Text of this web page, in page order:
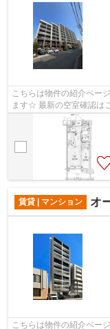
こちらは物件の紹介ペー
ます☆ 最新の空室確認は
す！迅速に対応致します
賃貸 | マンション オ
こちらは物件の紹介ペー